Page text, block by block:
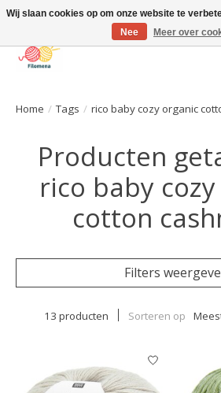
Home / Tags / rico baby cozy organic
Producten
rico baby
cotton
Filters
13 producten Sorteren op
Wij slaan cookies op om onze website te
Nee
Meer over